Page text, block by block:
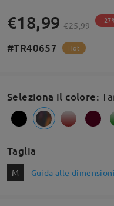
€18,99 €25,99 -
#TR40657 Hot
Seleziona il colore:
Taglia
M Guida alle